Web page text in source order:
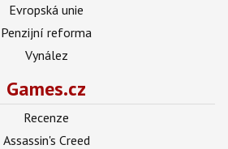
Evropská unie
Penzijní reforma
Vynález
Games.cz
Recenze
Assassin's Creed